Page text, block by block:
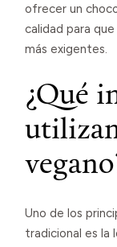
ofrecer un
calidad para
más exigentes.
¿Qué
Uno de los
tradicional es la